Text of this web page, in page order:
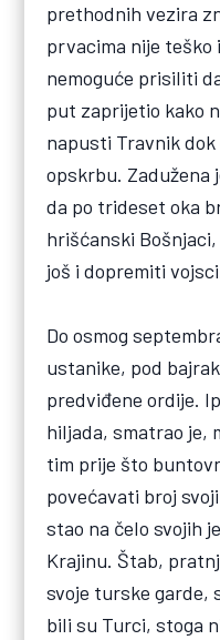
prethodnih vezira
prvacima nije teško
nemoguće prisiliti
put zaprijetio kako
napusti Travnik
opskrbu. Zadužena
da po trideset oka
hrišćanski
još i dopremiti
Do osmog
ustanike, pod
predviđene ordije.
hiljada, smatrao je,
tim prije što
povećavati broj
stao na čelo svojih
Krajinu. Štab,
svoje turske garde,
bili su Turci, stoga